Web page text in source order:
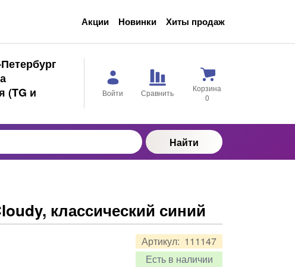
Акции Новинки Хиты продаж
(TG и
Войти Сравнить
Корзина
0
Найти
классический синий
Артикул: 111147
Есть в наличии